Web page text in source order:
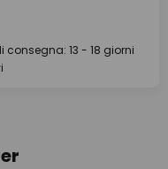
consegna: 13 - 18 giorni